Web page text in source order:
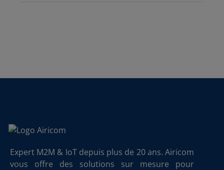
Expert M2M & IoT depuis plus de 20 ans. Airicom
vous offre des solutions sur mesure pour